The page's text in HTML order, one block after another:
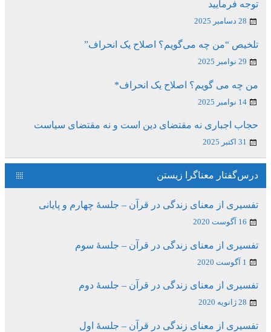
توجه فرمایید
28 دسامبر 2025
تلخیص “من چه می‌گویم؟ اصلاح یک انحراف”
29 نوامبر 2025
من چه می گویم؟ اصلاح یک انحراف*
14 نوامبر 2025
حجاب اجباری نه مقتضای دین است و نه مقتضای سیاست
31 اکتبر 2025
درس‌گفتار معناگرا زیستن
تفسیری از معنای زندگی در قرآن – جلسۀ چهارم و پایانی
16 آگوست 2020
تفسیری از معنای زندگی در قرآن – جلسۀ سوم
1 آگوست 2020
تفسیری از معنای زندگی در قرآن – جلسۀ دوم
28 ژانویه 2020
تفسیری از معنای زندگی در قرآن – جلسۀ اول